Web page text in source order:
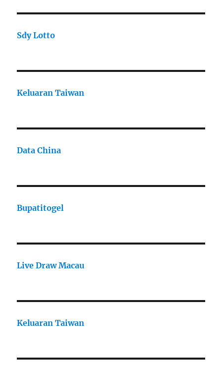
Sdy Lotto
Keluaran Taiwan
Data China
Bupatitogel
Live Draw Macau
Keluaran Taiwan